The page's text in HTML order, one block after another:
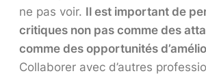
ne pas voir. Il est important de
critiques non pas comme des
comme des opportunités
Collaborer avec d’autres